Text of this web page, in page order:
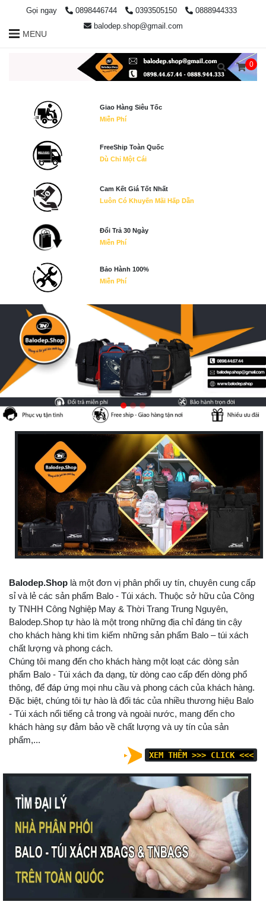
Balodep.Shop là một đơn vị phân phối uy tín, chuyên cung cấp
sỉ và lẻ các sản phẩm Balo - Túi xách. Thuộc sở hữu của Công
ty TNHH Công Nghiệp May & Thời Trang Trung Nguyên,
Balodep.Shop tự hào là một trong những địa chỉ đáng tin cậy
cho khách hàng khi tìm kiếm những sản phẩm Balo – túi xách
chất lượng và phong cách.
Chúng tôi mang đến cho khách hàng một loạt các dòng sản
phẩm Balo - Túi xách đa dạng, từ dòng cao cấp đến dòng phổ
thông, để đáp ứng mọi nhu cầu và phong cách của khách hàng.
Đặc biệt, chúng tôi tự hào là đối tác của nhiều thương hiệu Balo
- Túi xách nổi tiếng cả trong và ngoài nước, mang đến cho
khách hàng sự đảm bảo về chất lượng và uy tín của sản
phẩm,...
XEM THÊM >>>CLICK <<<
Gọi ngay 0898446744 0393505150
0888944333
balodep.shop@gmail.com
MENU
0
Giao Hàng Siêu Tốc
Miễn Phí
FreeShip Toàn Quốc
Dù Chỉ Một Cái
Cam Kết Giá Tốt Nhất
Luôn Có Khuyến Mãi Hấp Dẫn
Đổi Trả 30 Ngày
Miễn Phí
Bảo Hành 100%
Miễn Phí